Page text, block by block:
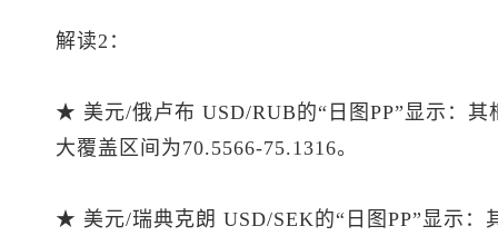
解读2：
★ 美元/俄卢布 USD/RUB的“日图PP”显示：
大覆盖区间为70.5566-75.1316。
★ 美元/瑞典克朗 USD/SEK的“日图PP”显示：